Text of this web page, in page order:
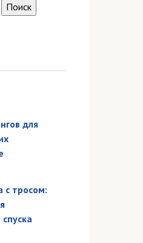
Поиск
для
с тросом: